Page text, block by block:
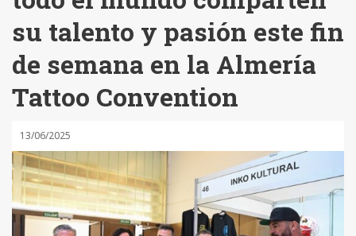
su talento y pasión este fin
de semana en la Almería
Tattoo Convention
13/06/2025